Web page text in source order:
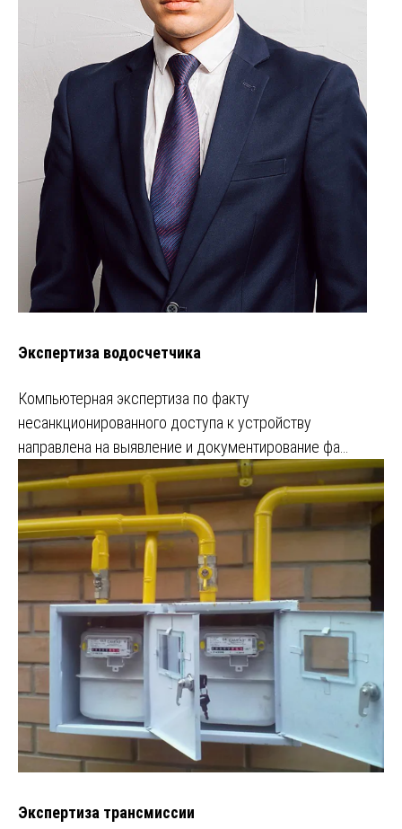
Экспертиза водосчетчика
Компьютерная экспертиза по факту
несанкционированного доступа к устройству
направлена на выявление и документирование фа…
Экспертиза трансмиссии